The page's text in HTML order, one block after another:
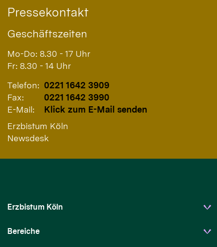
Pressekontakt
Geschäftszeiten
Mo-Do: 8.30 - 17 Uhr
Fr: 8.30 - 14 Uhr
Telefon: 0221 1642 3909
Fax:
0221 1642 3990
E-Mail:
Klick zum E-Mail senden
Erzbistum Köln
Newsdesk
Erzbistum Köln
Bereiche